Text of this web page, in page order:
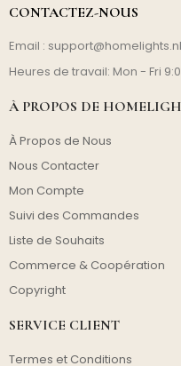
CONTACTEZ-NOUS
Email : support@homelights.nl
Heures de travail: Mon - Fri
À PROPOS DE
À Propos de Nous
Nous Contacter
Mon Compte
Suivi des Commandes
Liste de Souhaits
Commerce & Coopération
Copyright
SERVICE CLIENT
Termes et Conditions